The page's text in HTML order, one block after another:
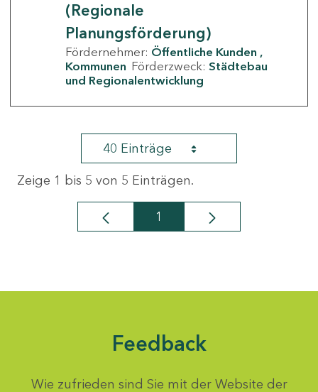
(Regionale
Planungsförderung)
Fördernehmer: Öffentliche Kunden
Kommunen Förderzweck: Städtebau
und Regionalentwicklung
40 Einträge
Zeige 1 bis 5 von 5 Einträgen.
Seite
1
Feedback
Wie zufrieden sind Sie mit der Website der